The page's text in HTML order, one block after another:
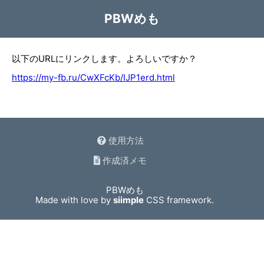
PBWめも
以下のURLにリンクします。よろしいですか？
https://my-fb.ru/CwXFcKb/IJP1erd.html
使用方法
作成済メモ
PBWめも
Made with love bysiimple CSS framework.